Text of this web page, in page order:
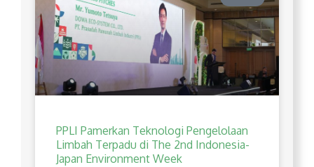
PPLI Pamerkan Teknologi Pengelolaan
Limbah Terpadu di The 2nd Indonesia-
Japan Environment Week